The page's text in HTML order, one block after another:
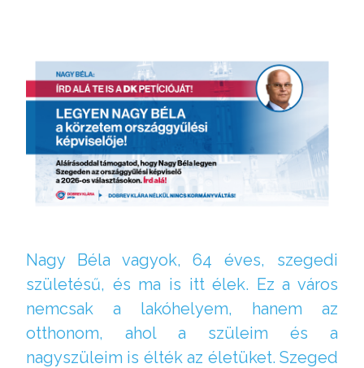
Nagy Béla vagyok, 64 éves, szegedi
születésű, és ma is itt élek. Ez a város
nemcsak a lakóhelyem, hanem az
otthonom, ahol a szüleim és a
nagyszüleim is élték az életüket. Szeged